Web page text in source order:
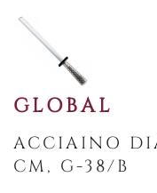
GLOBAL
ACCIAINO
CM, G-38/B